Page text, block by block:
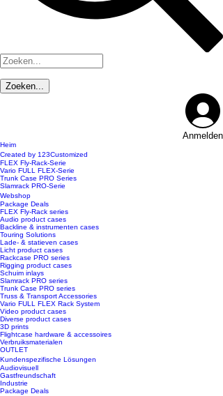
Anmelden
Heim
Created by 123Customized
FLEX Fly-Rack-Serie
Vario FULL FLEX-Serie
Trunk Case PRO Series
Slamrack PRO-Serie
Webshop
Package Deals
FLEX Fly-Rack series
Audio product cases
Backline & instrumenten cases
Touring Solutions
Lade- & statieven cases
Licht product cases
Rackcase PRO series
Rigging product cases
Schuim inlays
Slamrack PRO series
Trunk Case PRO series
Truss & Transport Accessories
Vario FULL FLEX Rack System
Video product cases
Diverse product cases
3D prints
Flightcase hardware & accessoires
Verbruiksmaterialen
OUTLET
Kundenspezifische Lösungen
Audiovisuell
Gastfreundschaft
Industrie
Package Deals